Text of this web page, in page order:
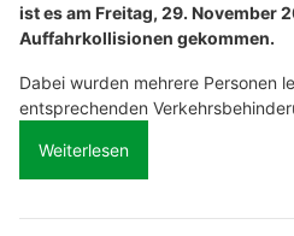
ist es am Freitag, 29. November
Auffahrkollisionen gekommen.
Dabei wurden mehrere Personen
entsprechenden
Weiterlesen